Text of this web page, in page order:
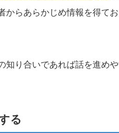
からあらかじめ情報を得て
知り合いであれば話を進め
る